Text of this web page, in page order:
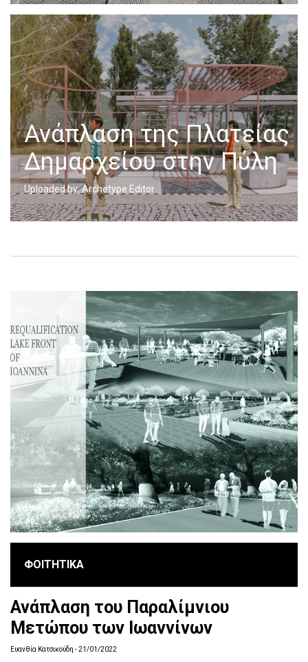
Ανάπλαση της Πλατείας
Δημαρχείου στην Πύλη
Uploaded by: Archetype Editor
ΦΟΙΤΗΤΙΚΑ
Ανάπλαση του Παραλίμνιου
Μετώπου των Ιωαννίνων
Ευανθία Κατσικούδη - 21/01/2022